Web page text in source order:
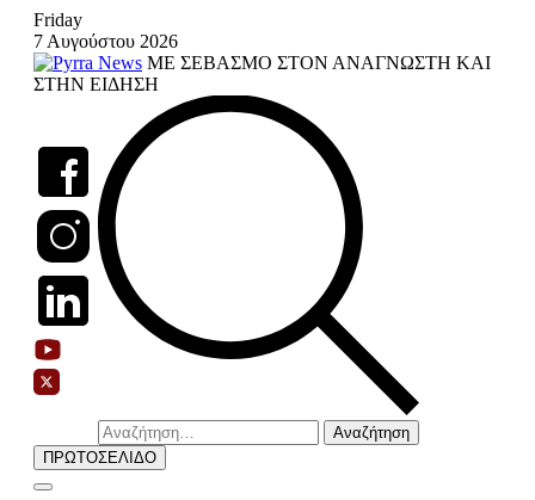
Skip
content
Friday
7 Αυγούστου 2026
ΜΕ ΣΕΒΑΣΜΟ ΣΤΟΝ ΑΝΑΓΝΩΣΤΗ ΚΑΙ
ΣΤΗΝ ΕΙΔΗΣΗ
Αναζήτηση
για:
ΠΡΩΤΟΣΕΛΙΔΟ